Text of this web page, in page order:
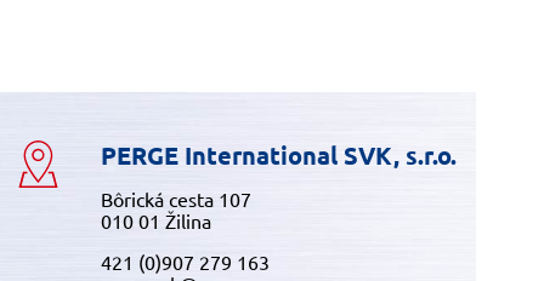
PERGE International SVK, s.r.o.
Bôrická cesta 107
010 01 Žilina
421 (0)907 279 163